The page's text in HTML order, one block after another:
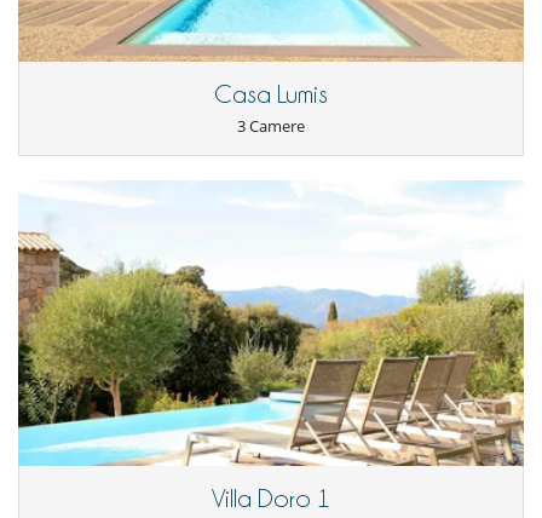
Casa Lumis
3 Camere
Villa Doro 1